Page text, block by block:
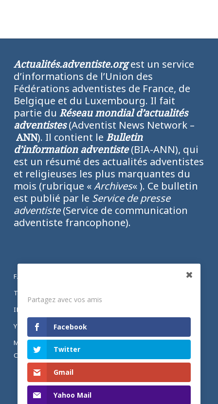
Actualités.adventiste.orgest un service
d’informations de l’Union des
Fédérations adventistes de France, de
Belgique et du Luxembourg. Il fait
partie du Réseau mondial d’actualités
adventistes(Adventist News Network –
ANN). Il contient le Bulletin
d’information adventiste(BIA-ANN), qui
est un résumé des actualités adventistes
et religieuses les plus marquantes du
mois (rubrique «Archives« ). Ce bulletin
est publié par le Service de presse
adventiste(Service de communication
adventiste francophone).
FACEBOOK
TWITTER
INSTAGRAM
YOUTUBE
MENTIONS LÉGALES ET POLITIQUE DE
CONFIDENTIALITÉ
Partagez avec vos amis
Facebook
Twitter
Gmail
Yahoo Mail